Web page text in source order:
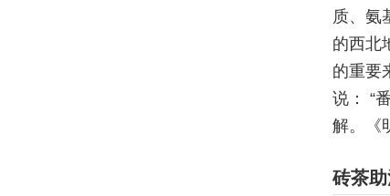
质、氨
的西北
的重要
说： “
解。《
砖茶